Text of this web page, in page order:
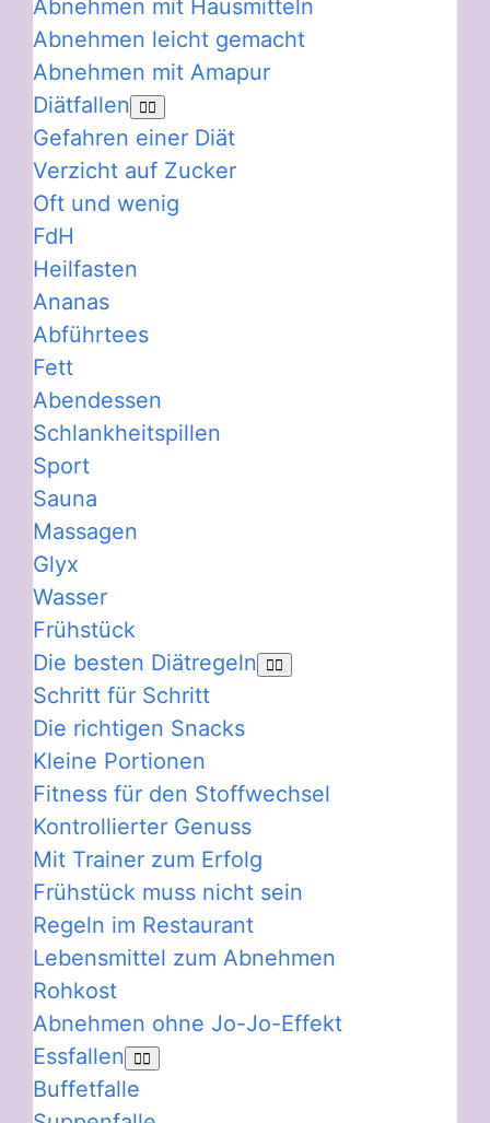
Abnehmen mit Hausmitteln
Abnehmen leicht gemacht
Abnehmen mit Amapur
Diätfallen
Gefahren einer Diät
Verzicht auf Zucker
Oft und wenig
FdH
Heilfasten
Ananas
Abführtees
Fett
Abendessen
Schlankheitspillen
Sport
Sauna
Massagen
Glyx
Wasser
Frühstück
Die besten Diätregeln
Schritt für Schritt
Die richtigen Snacks
Kleine Portionen
Fitness für den Stoffwechsel
Kontrollierter Genuss
Mit Trainer zum Erfolg
Frühstück muss nicht sein
Regeln im Restaurant
Lebensmittel zum Abnehmen
Rohkost
Abnehmen ohne Jo-Jo-Effekt
Essfallen
Buffetfalle